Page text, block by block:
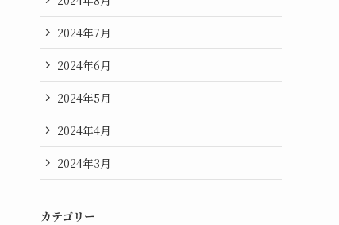
2024年7月
2024年6月
2024年5月
2024年4月
2024年3月
カテゴリー